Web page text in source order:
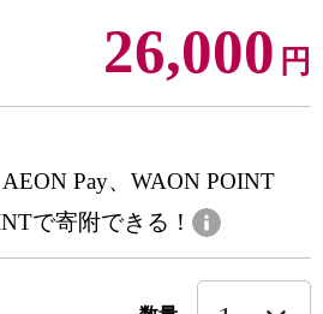
26,000 円
Pay、WAON POINT
で寄附できる！